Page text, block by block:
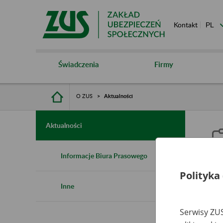
Kontakt
Świadczenia Firmy
O ZUS Aktualności
Aktualności
Informacje Biura Prasowego
Inne
Polityka
Serwisy